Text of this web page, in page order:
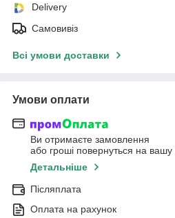
Delivery
Самовивіз
Всі умови доставки
Умови оплати
Ви отримаєте замовлення
або гроші повернуться на вашу
Детальніше
Післяплата
Оплата на рахунок